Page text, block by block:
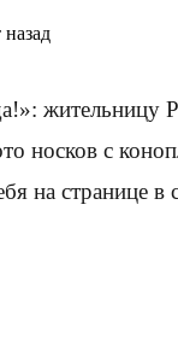
назад
жительницу
носков с
на странице в